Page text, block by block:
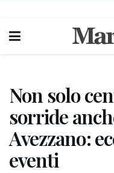
Non solo
sorride
Avezzano:
eventi